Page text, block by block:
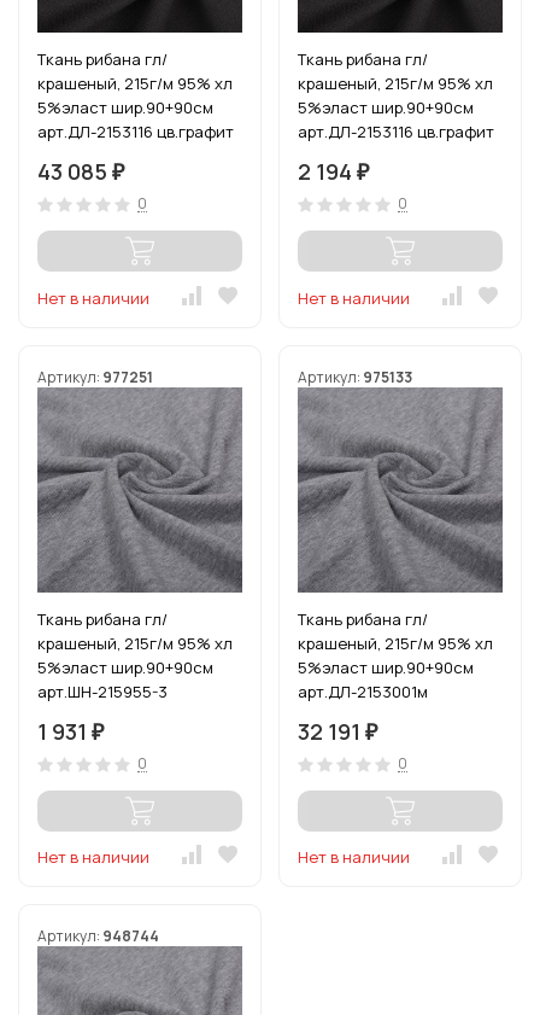
Ткань рибана гл/
крашеный, 215г/м 95% хл
5%эласт шир.90+90см
арт.ДЛ-2153116 цв.графит
43 085 ₽
0
Нет в наличии
Ткань рибана гл/
крашеный, 215г/м 95% хл
5%эласт шир.90+90см
арт.ДЛ-2153116 цв.графит
2 194 ₽
0
Нет в наличии
Артикул: 977251
Ткань рибана гл/
крашеный, 215г/м 95% хл
5%эласт шир.90+90см
арт.ШН-215955-3
1 931 ₽
0
Нет в наличии
Артикул: 975133
Ткань рибана гл/
крашеный, 215г/м 95% хл
5%эласт шир.90+90см
арт.ДЛ-2153001м
(1кг-2,52м)
32 191 ₽
0
Нет в наличии
Артикул: 948744